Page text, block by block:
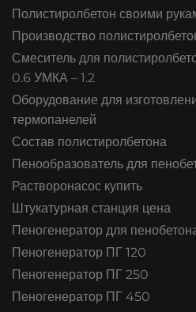
Полистиролбетон своими
Производство
Смеситель для
0.6 УМКА – 1.2
Оборудование для
термопанелей
Состав полистиролбетона
Пенообразователь для
Растворонасос купить
Штукатурная станция цена
Пеногенератор для
Пеногенератор ПГ 120
Пеногенератор ПГ 250
Пеногенератор ПГ 450